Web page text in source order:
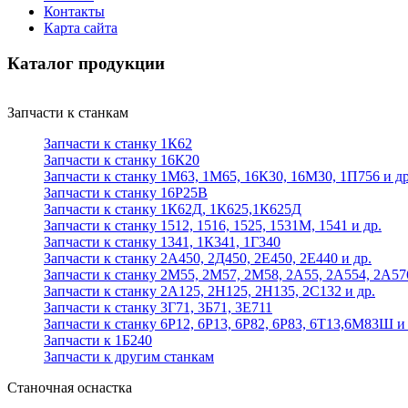
Контакты
Карта сайта
Каталог продукции
Запчасти к станкам
Запчасти к станку 1К62
Запчасти к станку 16К20
Запчасти к станку 1М63, 1М65, 16К30, 16М30, 1П756 и
Запчасти к станку 16Р25В
Запчасти к станку 1К62Д, 1К625,1К625Д
Запчасти к станку 1512, 1516, 1525, 1531М, 1541 и др.
Запчасти к станку 1341, 1К341, 1Г340
Запчасти к станку 2А450, 2Д450, 2Е450, 2Е440 и др.
Запчасти к станку 2М55, 2М57, 2М58, 2А55, 2А554,
Запчасти к станку 2А125, 2Н125, 2Н135, 2С132 и др.
Запчасти к станку 3Г71, 3Б71, 3Е711
Запчасти к станку 6Р12, 6Р13, 6Р82, 6Р83, 6Т13,6М83Ш и
Запчасти к 1Б240
Запчасти к другим станкам
Станочная оснастка